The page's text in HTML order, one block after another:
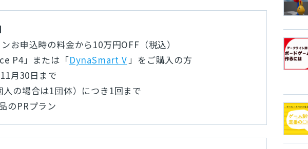
ンお申込時の料金から10万円OFF（税込）
P4」または「DynaSmart V 」をご購入の方
月30日まで
人の場合は1団体）につき1回まで
のPRプラン